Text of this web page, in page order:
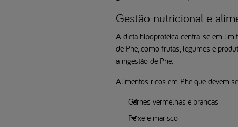
Gestão nutricional e
A dieta hipoproteica centra-se em
de Phe, como frutas, legumes e
a ingestão de Phe.
Alimentos ricos em Phe que devem
Carnes vermelhas e brancas
Peixe e marisco